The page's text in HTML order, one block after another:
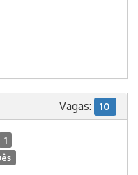
Vagas: 10
1